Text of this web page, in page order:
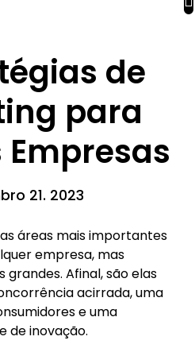
de
para
21. 2023
áreas mais importantes
empresa, mas
Afinal, são elas
acirrada, uma
e uma
de inovação.